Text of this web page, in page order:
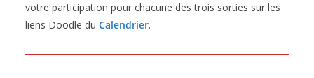
votre participation pour chacune des trois sorties sur les
liens Doodle du Calendrier.